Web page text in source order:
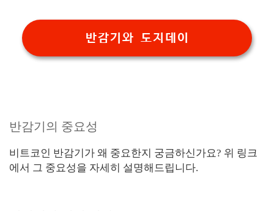
반감기와 도지데이
반감기의 중요성
비트코인 반감기가 왜 중요한지 궁금하신가요? 위 링크
에서 그 중요성을 자세히 설명해드립니다.